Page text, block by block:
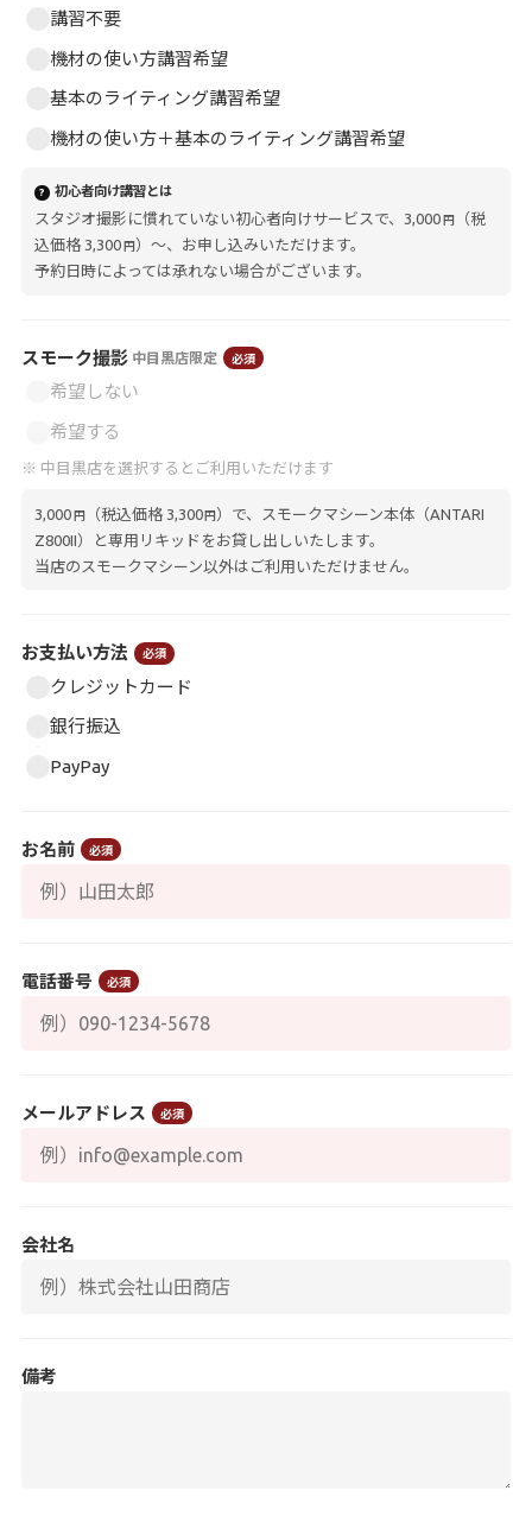
講習不要
機材の使い方講習希望
基本のライティング講習希望
機材の使い方＋基本のライティング講習希望
? 初心者向け講習とは
スタジオ撮影に慣れていない初心者向けサービスで、3,000 円（税
込価格 3,300 円）〜、お申し込みいただけます。
予約日時によっては承れない場合がございます。
スモーク撮影 中目黒店限定 必須
希望しない
希望する
※ 中目黒店を選択するとご利用いただけます
3,000 円（税込価格 3,300 円）で、スモークマシーン本体（ANTARI
Z800II）と専用リキッドをお貸し出しいたします。
当店のスモークマシーン以外はご利用いただけません。
お支払い方法 必須
クレジットカード
銀行振込
PayPay
お名前 必須
電話番号 必須
メールアドレス 必須
会社名
備考